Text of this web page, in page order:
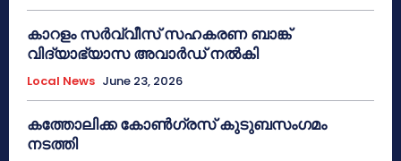
കാറളം സർവ്വീസ് സഹകരണ ബാങ്ക്
വിദ്യാഭ്യാസ അവാർഡ് നൽകി
Local News June 23, 2026
കത്തോലിക്ക കോൺഗ്രസ് കുടുബസംഗമം
നടത്തി